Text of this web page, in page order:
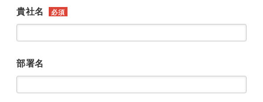
貴社名 必須
部署名